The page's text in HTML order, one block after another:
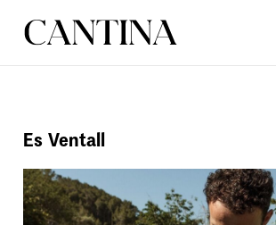
ΣΥΝΤΑΓΕΣ
Es Ventall